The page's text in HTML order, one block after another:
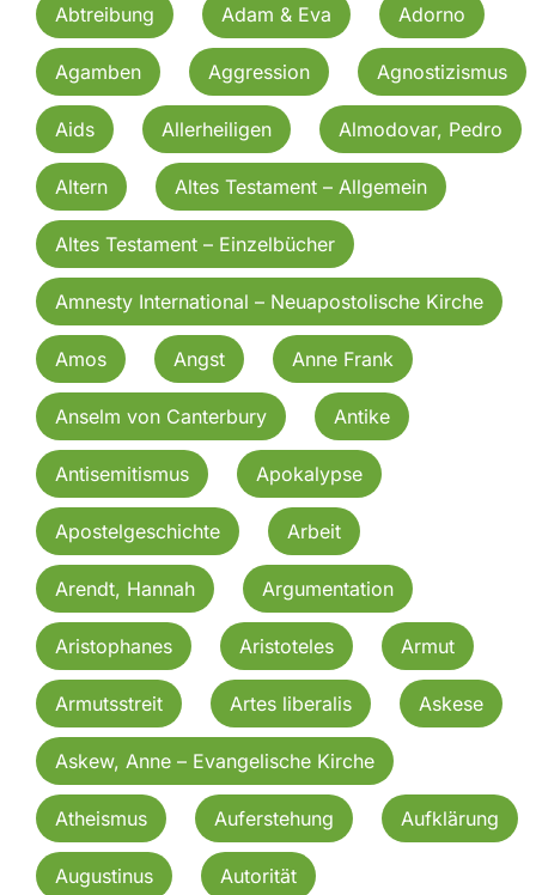
Abtreibung Adam & Eva Adorno
Agamben Aggression Agnostizismus
Aids Allerheiligen Almodovar, Pedro
Altern Altes Testament – Allgemein
Altes Testament – Einzelbücher
Amnesty International – Neuapostolische Kirche
Amos Angst Anne Frank
Anselm von Canterbury Antike
Antisemitismus Apokalypse
Apostelgeschichte Arbeit
Arendt, Hannah Argumentation
Aristophanes Aristoteles Armut
Armutsstreit Artes liberalis Askese
Askew, Anne – Evangelische Kirche
Atheismus Auferstehung Aufklärung
Augustinus Autorität